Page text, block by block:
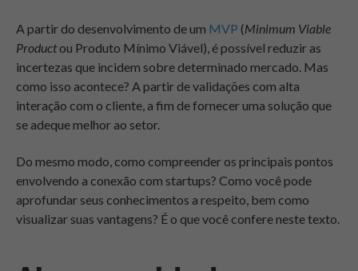
A partir do desenvolvimento de um MVP (Minimum Viable
Productou Produto Mínimo Viável), é possível reduzir as
incertezas que incidem sobre determinado mercado. Mas
como isso acontece? A partir de validações com alta
interação com o cliente, a fim de fornecer uma solução que
se adeque melhor ao setor.
Do mesmo modo, como compreender os principais pontos
envolvendo a conexão com startups? Como você pode
aprofundar seus conhecimentos a respeito, bem como
visualizar suas vantagens? É o que você confere neste texto.